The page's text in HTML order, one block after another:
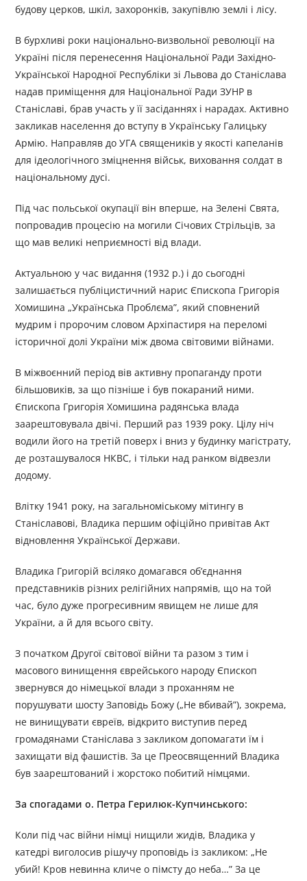
будову церков, шкіл, захоронків, закупівлю землі і лісу.
В бурхливі роки національно-визвольної революції на
Україні після перенесення Національної Ради Західно-
Української Народної Республіки зі Львова до Станіслава
надав приміщення для Національної Ради ЗУНР в
Станіславі, брав участь у її засіданнях і нарадах. Активно
закликав населення до вступу в Українську Галицьку
Армію. Направляв до УГА священиків у якості капеланів
для ідеологічного зміцнення військ, виховання солдат в
національному дусі.
Під час польської окупації він вперше, на Зелені Свята,
попровадив процесію на могили Січових Стрільців, за
що мав великі неприємності від влади.
Актуальною у час видання (1932 р.) і до сьогодні
залишається публіцистичний нарис Єпископа Григорія
Хомишина „Українська Проблєма”, який сповнений
мудрим і пророчим словом Архіпастиря на переломі
історичної долі України між двома світовими війнами.
В міжвоєнний період вів активну пропаганду проти
більшовиків, за що пізніше і був покараний ними.
Єпископа Григорія Хомишина радянська влада
заарештовувала двічі. Перший раз 1939 року. Цілу ніч
водили його на третій поверх і вниз у будинку магістрату,
де розташувалося НКВС, і тільки над ранком відвезли
додому.
Влітку 1941 року, на загальноміському мітингу в
Станіславові, Владика першим офіційно привітав Акт
відновлення Української Держави.
Владика Григорій всіляко домагався об’єднання
представників різних релігійних напрямів, що на той
час, було дуже прогресивним явищем не лише для
України, а й для всього світу.
З початком Другої світової війни та разом з тим і
масового винищення єврейського народу Єпископ
звернувся до німецької влади з проханням не
порушувати шосту Заповідь Божу („Не вбивай”), зокрема,
не винищувати євреїв, відкрито виступив перед
громадянами Станіслава з закликом допомагати їм і
захищати від фашистів. За це Преосвященний Владика
був заарештований і жорстоко побитий німцями.
За спогадами о. Петра Герилюк-Купчинського:
Коли під час війни німці нищили жидів, Владика у
катедрі виголосив рішучу проповідь із закликом: „Не
убий! Кров невинна кличе о пімсту до неба…” За це